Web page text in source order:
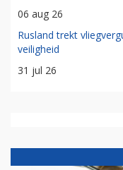
06 aug 26
Rusland trekt
veiligheid
31 jul 26